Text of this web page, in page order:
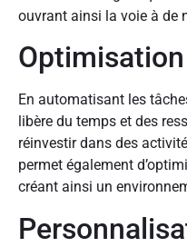
ouvrant ainsi la voie à de
En automatisant les
libère du temps et des
réinvestir dans des
permet également
créant ainsi un